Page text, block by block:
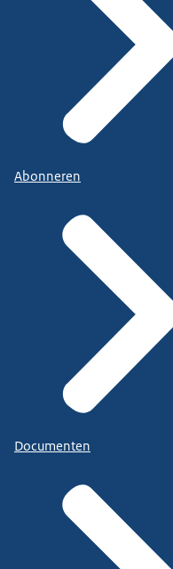
Abonneren
Documenten